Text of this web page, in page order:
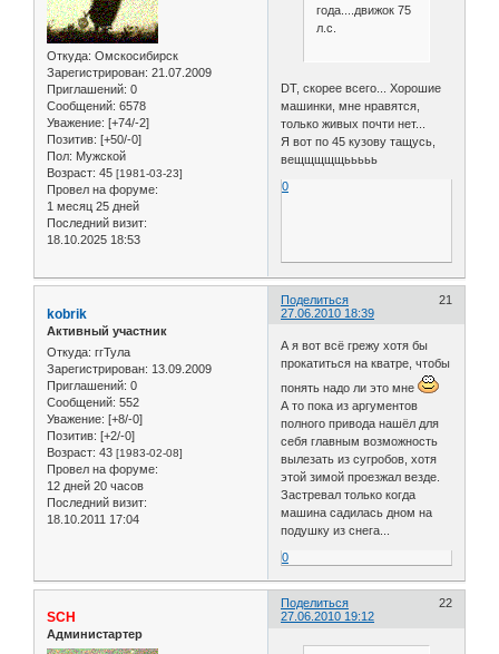
Откуда: Омскосибирск
Зарегистрирован: 21.07.2009
Приглашений: 0
Сообщений: 6578
Уважение: [+74/-2]
Позитив: [+50/-0]
Пол: Мужской
Возраст: 45 [1981-03-23]
Провел на форуме:
1 месяц 25 дней
Последний визит:
18.10.2025 18:53
года....движок 75
л.с.
DT, скорее всего... Хорошие
машинки, мне нравятся,
только живых почти нет...
Я вот по 45 кузову тащусь,
вещщщщщььььь
0
Поделиться
21
27.06.2010 18:39
kobrik
Активный участник
Откуда: ггТула
Зарегистрирован: 13.09.2009
Приглашений: 0
Сообщений: 552
Уважение: [+8/-0]
Позитив: [+2/-0]
Возраст: 43 [1983-02-08]
Провел на форуме:
12 дней 20 часов
Последний визит:
18.10.2011 17:04
А я вот всё грежу хотя бы
прокатиться на кватре, чтобы
понять надо ли это мне
А то пока из аргументов
полного привода нашёл для
себя главным возможность
вылезать из сугробов, хотя
этой зимой проезжал везде.
Застревал только когда
машина садилась дном на
подушку из снега...
0
Поделиться
22
27.06.2010 19:12
SCH
Администартер